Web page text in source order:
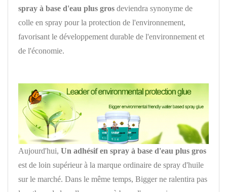
spray à base d'eau plus gros deviendra synonyme de
colle en spray pour la protection de l'environnement,
favorisant le développement durable de l'environnement et
de l'économie.
Aujourd'hui, Un adhésif en spray à base d'eau plus gros
est de loin supérieur à la marque ordinaire de spray d'huile
sur le marché. Dans le même temps, Bigger ne ralentira pas